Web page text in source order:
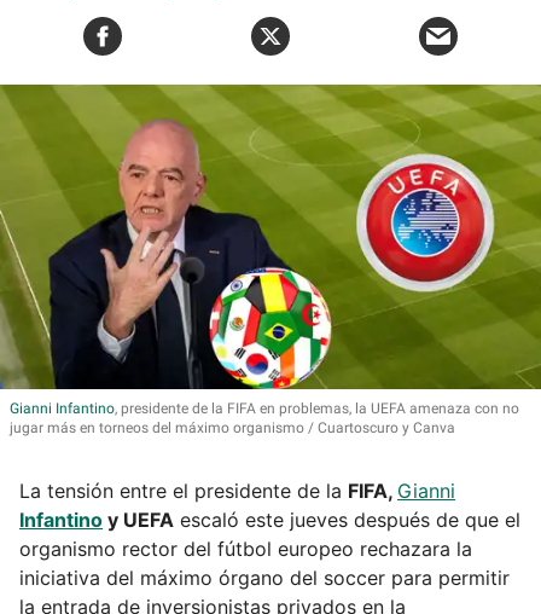
Gianni Infantino, presidente de la FIFA en problemas, la UEFA amenaza con no
jugar más en torneos del máximo organismo
Cuartoscuro y Canva
La tensión entre el presidente de la FIFA, Gianni
Infantino y UEFA escaló este jueves después de que el
organismo rector del fútbol europeo rechazara la
iniciativa del máximo órgano del soccer para permitir
la entrada de inversionistas privados en la